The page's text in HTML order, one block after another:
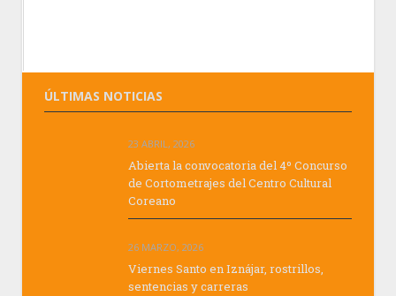
ÚLTIMAS NOTICIAS
23 ABRIL, 2026
Abierta la convocatoria del 4º Concurso
de Cortometrajes del Centro Cultural
Coreano
26 MARZO, 2026
Viernes Santo en Iznájar, rostrillos,
sentencias y carreras